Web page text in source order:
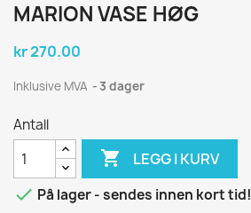
MARION VASE HØG
kr 270.00
Inklusive MVA 3 dager
Antall
 LEGG I KURV
 På lager - sendes innen kort tid!